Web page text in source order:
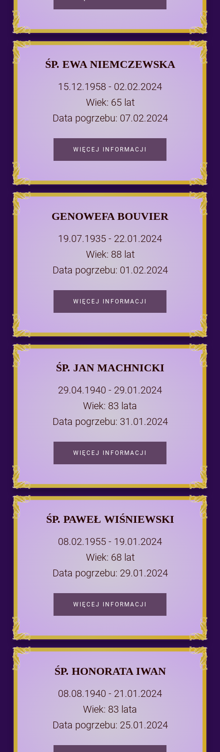
ŚP. EWA NIEMCZEWSKA
15.12.1958 - 02.02.2024
Wiek: 65 lat
Data pogrzebu: 07.02.2024
WIĘCEJ INFORMACJI
GENOWEFA BOUVIER
19.07.1935 - 22.01.2024
Wiek: 88 lat
Data pogrzebu: 01.02.2024
WIĘCEJ INFORMACJI
ŚP. JAN MACHNICKI
29.04.1940 - 29.01.2024
Wiek: 83 lata
Data pogrzebu: 31.01.2024
WIĘCEJ INFORMACJI
ŚP. PAWEŁ WIŚNIEWSKI
08.02.1955 - 19.01.2024
Wiek: 68 lat
Data pogrzebu: 29.01.2024
WIĘCEJ INFORMACJI
ŚP. HONORATA IWAN
08.08.1940 - 21.01.2024
Wiek: 83 lata
Data pogrzebu: 25.01.2024